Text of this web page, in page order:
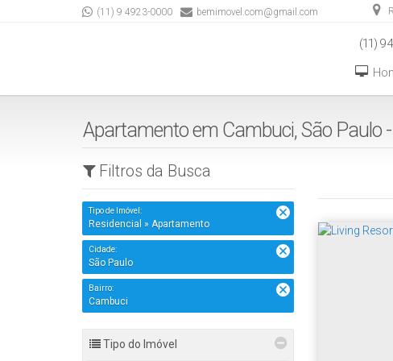
(11) 9 4923-0000 bemimovel.com@gmail.com
(11) 9
Apartamento em Cambuci, São Paulo
Filtros da Busca
Tipo de Imóvel:
Residencial » Apartamento
Cidade:
São Paulo
Bairro:
Cambuci
Tipo do Imóvel